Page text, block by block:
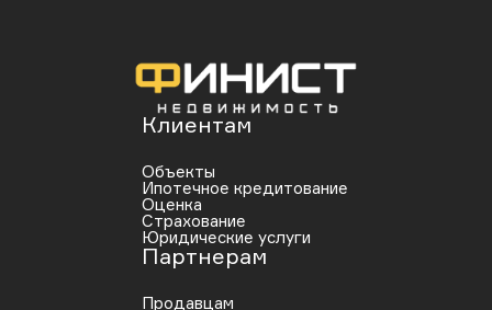
Клиентам
Объекты
Ипотечное кредитование
Оценка
Страхование
Юридические услуги
Партнерам
Продавцам